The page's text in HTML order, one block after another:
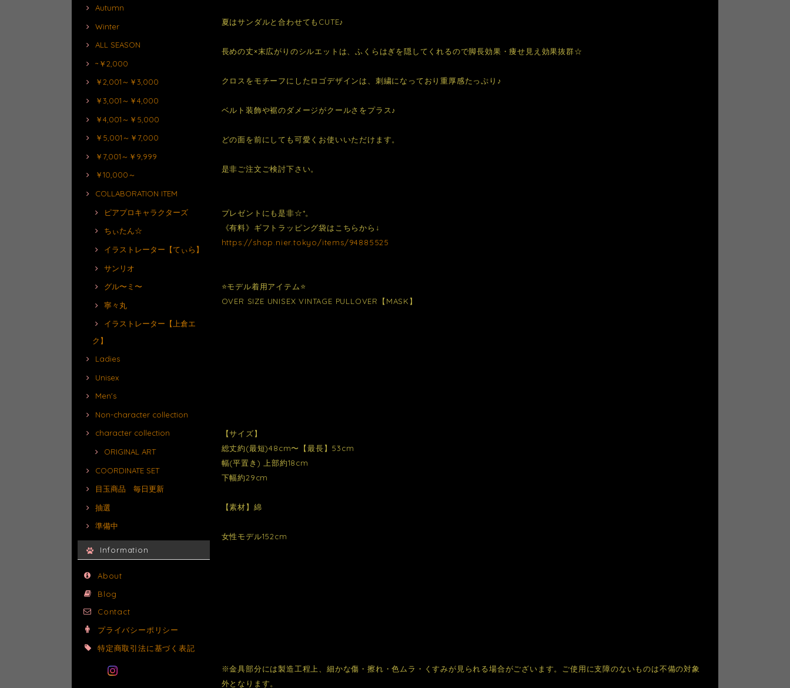
Autumn
Winter
ALL SEASON
~￥2,000
￥2,001～￥3,000
￥3,001～￥4,000
￥4,001～￥5,000
￥5,001～￥7,000
￥7,001～￥9,999
￥10,000～
COLLABORATION ITEM
ピアプロキャラクターズ
ちぃたん☆
イラストレーター【てぃら】
サンリオ
グル〜ミ〜
寧々丸
イラストレーター【上倉エ
ク】
Ladies
Unisex
Men's
Non-character collection
character collection
ORIGINAL ART
COORDINATE SET
目玉商品 毎日更新
抽選
準備中
Information
About
Blog
Contact
プライバシーポリシー
特定商取引法に基づく表記
夏はサンダルと合わせてもCUTE♪
長めの丈×末広がりのシルエットは、ふくらはぎを隠してくれるので脚長効果・痩せ見え効果抜群☆
クロスをモチーフにしたロゴデザインは、刺繍になっており重厚感たっぷり♪
ベルト装飾や裾のダメージがクールさをプラス♪
どの面を前にしても可愛くお使いいただけます。
是非ご注文ご検討下さい。
プレゼントにも是非☆*。
《有料》ギフトラッピング袋はこちらから↓
https://shop.nier.tokyo/items/94885525
⭐️モデル着用アイテム⭐️
OVER SIZE UNISEX VINTAGE PULLOVER【MASK】
【サイズ】
総丈約(最短)48cm〜【最長】53cm
幅(平置き) 上部約18cm
下幅約29cm
【素材】綿
女性モデル152cm
※金具部分には製造工程上、細かな傷・擦れ・色ムラ・くすみが見られる場合がございます。ご使用に支障のないものは不備の対象
外となります。